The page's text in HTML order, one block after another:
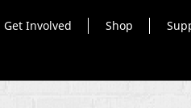
Get Involved Shop